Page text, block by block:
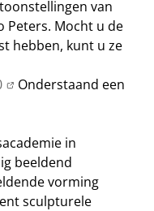
van
Peters. Mocht u de
hebben, kunt u ze
Onderstaand een
in
beeldend
vorming
sculpturele